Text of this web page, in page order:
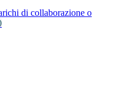
di collaborazione o